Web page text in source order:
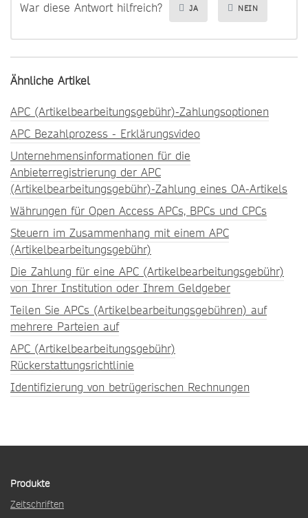
War diese Antwort hilfreich? JA NEIN
Ähnliche Artikel
APC (Artikelbearbeitungsgebühr)-Zahlungsoptionen
APC Bezahlprozess - Erklärungsvideo
Unternehmensinformationen für die
Anbieterregistrierung der APC
(Artikelbearbeitungsgebühr)-Zahlung eines OA-Artikels
Währungen für Open Access APCs, BPCs und CPCs
Steuern im Zusammenhang mit einem APC
(Artikelbearbeitungsgebühr)
Die Zahlung für eine APC (Artikelbearbeitungsgebühr)
von Ihrer Institution oder Ihrem Geldgeber
Teilen Sie APCs (Artikelbearbeitungsgebühren) auf
mehrere Parteien auf
APC (Artikelbearbeitungsgebühr)
Rückerstattungsrichtlinie
Identifizierung von betrügerischen Rechnungen
Produkte
Zeitschriften